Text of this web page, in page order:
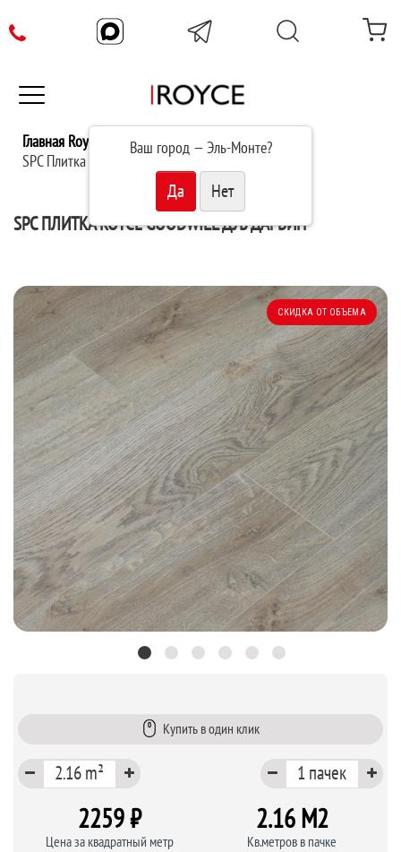
Ваш город —Эль-Монте?
Главная Royce
Каталог
SPC Плитка Royce Goodwill Дуб Дарвин G1905
SPC ПЛИТКА ROYCE GOODWILL ДУБ ДАРВИН
СКИДКА ОТ ОБЪЕМА
Купить в один клик
2259 ₽
Цена за квадратный метр
2.16 M2
Кв.метров в пачке